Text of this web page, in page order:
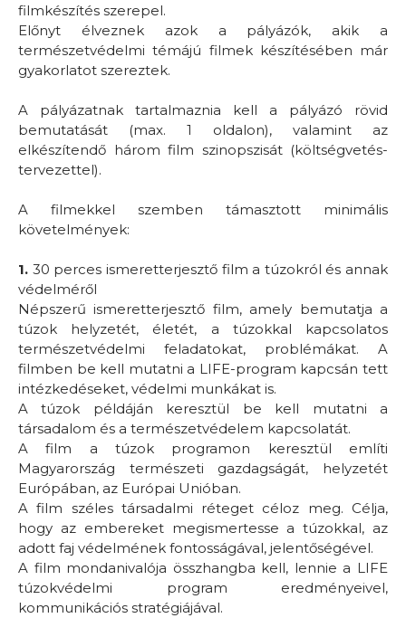
filmkészítés szerepel.
Előnyt élveznek azok a pályázók, akik a
természetvédelmi témájú filmek készítésében már
gyakorlatot szereztek.
A pályázatnak tartalmaznia kell a pályázó rövid
bemutatását (max. 1 oldalon), valamint az
elkészítendő három film szinopszisát (költségvetés-
tervezettel).
A filmekkel szemben támasztott minimális
követelmények:
1. 30 perces ismeretterjesztő film a túzokról és annak
védelméről
Népszerű ismeretterjesztő film, amely bemutatja a
túzok helyzetét, életét, a túzokkal kapcsolatos
természetvédelmi feladatokat, problémákat. A
filmben be kell mutatni a LIFE-program kapcsán tett
intézkedéseket, védelmi munkákat is.
A túzok példáján keresztül be kell mutatni a
társadalom és a természetvédelem kapcsolatát.
A film a túzok programon keresztül említi
Magyarország természeti gazdagságát, helyzetét
Európában, az Európai Unióban.
A film széles társadalmi réteget céloz meg. Célja,
hogy az embereket megismertesse a túzokkal, az
adott faj védelmének fontosságával, jelentőségével.
A film mondanivalója összhangba kell, lennie a LIFE
túzokvédelmi program eredményeivel,
kommunikációs stratégiájával.